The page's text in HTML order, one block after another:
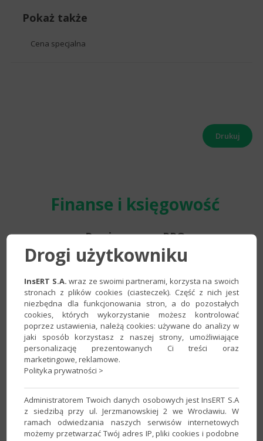
Pokaż także
Cena specjalna
Drukuj
Finanse i księgowość
Rewizor nexo PRO
system finansowo-księgowy
Cena standardowa netto
(promocja 8/31/2026, r.)
Licencja na nieograniczoną liczbę
stanowisk i 10 podmiotów
gospodarczych
823.50
Rachmistrz nexo PRO
księga przychodów i rozchodów i system naliczania podatku
zryczałtowanego
Drogi użytkowniku
InsERT S.A. wraz ze swoimi partnerami, korzysta na swoich
stronach z plików cookies (ciasteczek). Część z nich jest
niezbędna dla funkcjonowania stron, a do pozostałych
cookies, których wykorzystanie możesz kontrolować
poprzez ustawienia, należą cookies: używane do analizy w
jaki sposób korzystasz z naszej strony, umożliwiające
personalizację prezentowanych Ci treści oraz
marketingowe, reklamowe.
Polityka prywatności >
Administratorem Twoich danych osobowych jest InsERT S.A
z siedzibą przy ul. Jerzmanowskiej 2 we Wrocławiu. W
ramach odwiedzania naszych serwisów internetowych
możemy przetwarzać Twój adres IP, pliki cookies i podobne